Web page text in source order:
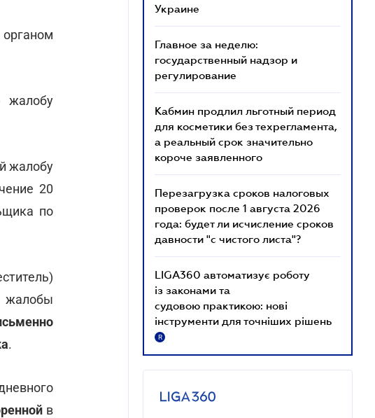
жалобу
жалобу
20
по
жалобы
.
в
Украине
Главное за неделю:
государственный надзор и
регулирование
Кабмин продлил льготный период
для косметики без техрегламента,
а реальный срок значительно
короче заявленного
Перезагрузка сроков налоговых
проверок после 1 августа 2026
года: будет ли исчисление сроков
давности "с чистого листа"?
LIGA360 автоматизує роботу
із законами та
судовою практикою: нові
інструменти для точніших рішень
R